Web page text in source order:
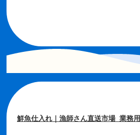
鮮魚仕入れ｜漁師さん直送市場 業務用